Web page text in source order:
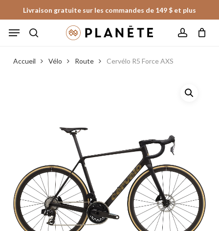
to
main
Livraison gratuite sur les commandes de 149 $ et plus
Menu
Fermer
le
panier
Accueil Vélo Route Cervélo R5 Force AXS